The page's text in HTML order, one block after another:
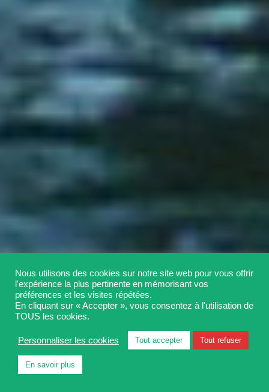
Nous utilisons des cookies sur notre site web pour vous offrir
l'expérience la plus pertinente en mémorisant vos
préférences et les visites répétées.
En cliquant sur « Accepter », vous consentez à l'utilisation de
TOUS les cookies.
Personnaliser les cookies Tout accepter Tout refuser
En savoir plus